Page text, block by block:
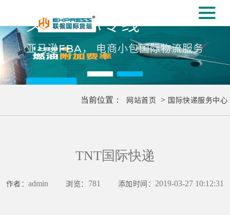
义乌国际专线
亚马逊FBA， 电商小包国际物流服务
当前位置： 网站首页 > 国际快递服务中心
TNT国际快递
作者：admin 浏览： 781 添加时间：2019-03-27 10:12:31